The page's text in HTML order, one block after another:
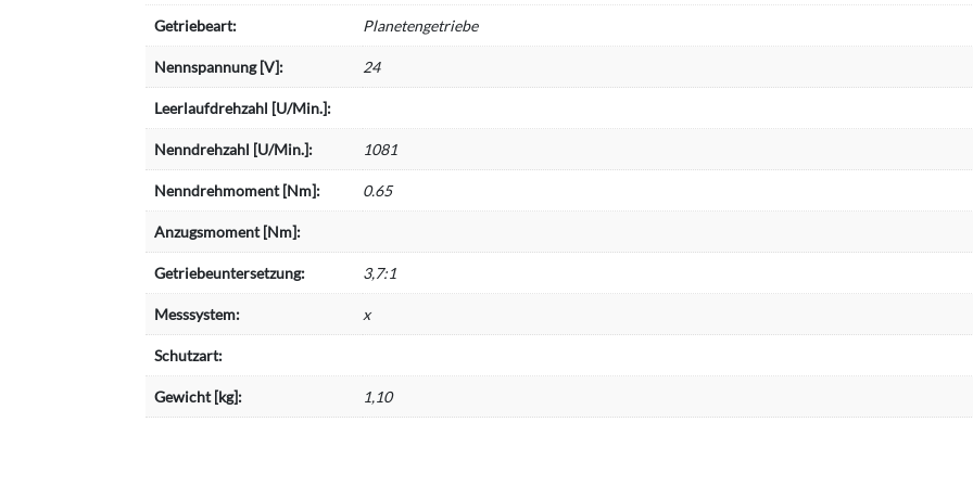
Getriebeart: Planetengetriebe
Nennspannung [V]: 24
Leerlaufdrehzahl [U/Min.]:
Nenndrehzahl [U/Min.]: 1081
Nenndrehmoment [Nm]: 0.65
Anzugsmoment [Nm]:
Getriebeuntersetzung: 3,7:1
Messsystem: x
Schutzart:
Gewicht [kg]: 1,10